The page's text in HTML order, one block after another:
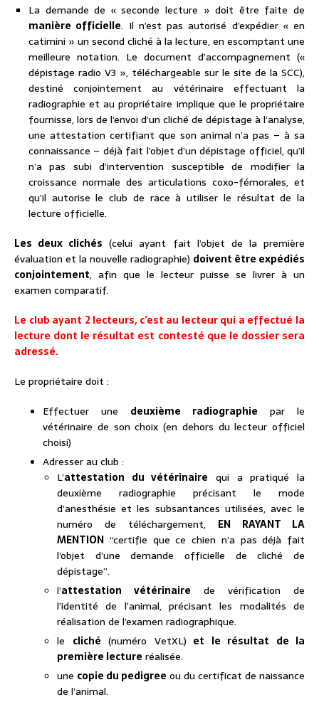
La demande de « seconde lecture » doit être faite de
manière officielle. Il n’est pas autorisé d’expédier « en
catimini » un second cliché à la lecture, en escomptant une
meilleure notation. Le document d’accompagnement («
dépistage radio V3 », téléchargeable sur le site de la SCC),
destiné conjointement au vétérinaire effectuant la
radiographie et au propriétaire implique que le propriétaire
fournisse, lors de l’envoi d’un cliché de dépistage à l’analyse,
une attestation certifiant que son animal n’a pas – à sa
connaissance – déjà fait l’objet d’un dépistage officiel, qu’il
n’a pas subi d’intervention susceptible de modifier la
croissance normale des articulations coxo-fémorales, et
qu’il autorise le club de race à utiliser le résultat de la
lecture officielle.
Les deux clichés (celui ayant fait l’objet de la première
évaluation et la nouvelle radiographie) doivent être expédiés
conjointement, afin que le lecteur puisse se livrer à un
examen comparatif.
Le club ayant 2 lecteurs, c’est au lecteur qui a effectué la
lecture dont le résultat est contesté que le dossier sera
adressé.
Le propriétaire doit :
Effectuer une deuxième radiographie par le
vétérinaire de son choix (en dehors du lecteur officiel
choisi)
Adresser au club :
L’attestation du vétérinaire qui a pratiqué la
deuxième radiographie précisant le mode
d’anesthésie et les subsantances utilisées, avec le
numéro de téléchargement, EN RAYANT LA
MENTION “certifie que ce chien n’a pas déjà fait
l’objet d’une demande officielle de cliché de
dépistage”.
l’attestation vétérinaire de vérification de
l’identité de l’animal, précisant les modalités de
réalisation de l’examen radiographique.
le cliché (numéro VetXL) et le résultat de la
première lecture réalisée.
une copie du pedigree ou du certificat de naissance
de l’animal.